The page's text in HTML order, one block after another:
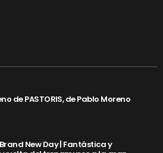
de PASTORIS, de Pablo Moreno
New Day | Fantástica y